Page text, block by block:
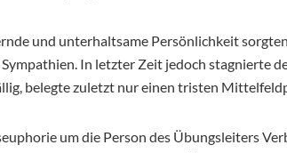
und unterhaltsame Persönlichkeit
In letzter Zeit jedoch stagnierte
belegte zuletzt nur einen tristen
um die Person des Übungsleiters